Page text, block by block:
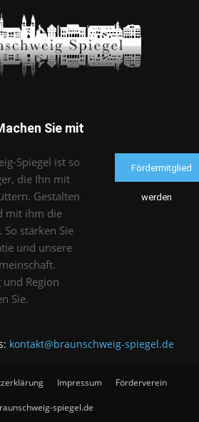
Sie mit
Spiegel ist so
die Ihn mit
Gestalten
mit ihm die
stärken Sie
und unsere
Region
Sie.
Fördermitglied
werden
kontakt@braunschweig-spiegel.de
Impressum Förderverein
spiegel.de